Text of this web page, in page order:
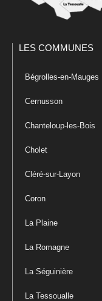
LES COMMUNES
Bégrolles-en-Mauges
Cernusson
Chanteloup-les-Bois
Cholet
Cléré-sur-Layon
Coron
La Plaine
La Romagne
La Séguinière
La Tessoualle